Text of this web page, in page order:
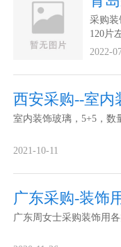
采购装
120片
2022-
西安采购--室内
室内装饰玻璃，5+5，数
2021-10-11
广东采购-装饰
广东周女士采购装饰用各